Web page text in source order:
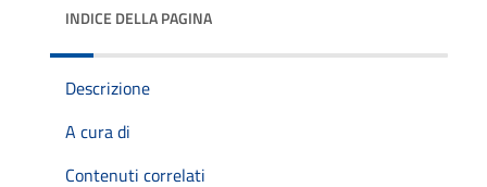
INDICE DELLA PAGINA
Descrizione
A cura di
Contenuti correlati